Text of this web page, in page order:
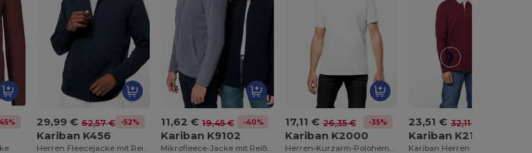
29,99 € 62,57 € -52%
Kariban K456
Herren Fleecejacke mit Reißverschluss und Kontrastkragen
11,62 € 19,45 € -40%
Kariban K9102
Mikrofleece-Jacke mit Reißverschluss
17,11 € 26,35 € -35%
Kariban K2000
Herren-Kurzarm-Polohemd Supima®
23,51 € 32,11 €
Kariban K213